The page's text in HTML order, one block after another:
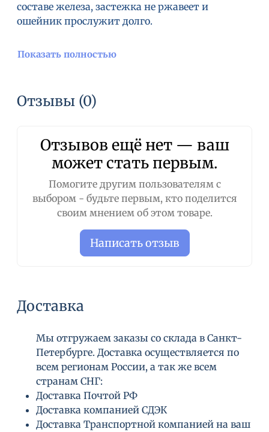
составе железа, застежка не ржавеет и
ошейник прослужит долго.
Показать полностью
Отзывы (0)
Отзывов ещё нет — ваш
может стать первым.
Помогите другим пользователям с
выбором - будьте первым, кто поделится
своим мнением об этом товаре.
Написать отзыв
Доставка
Мы отгружаем заказы со склада в Санкт-
Петербурге. Доставка осуществляется по
всем регионам России, а так же всем
странам СНГ:
Доставка Почтой РФ
Доставка компанией СДЭК
Доставка Транспортной компанией на ваш